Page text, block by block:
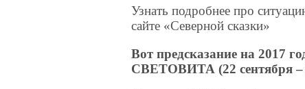
Узнать подробнее про
сайте «Северной сказки»
Вот предсказание на 2017
СВЕТОВИТА (22 сентября –